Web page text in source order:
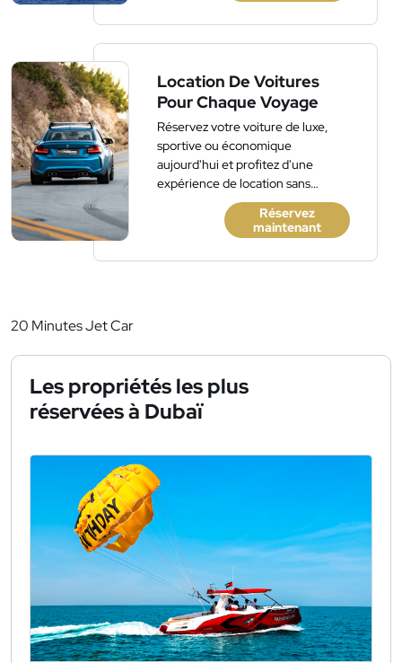
Location De Voitures
Pour Chaque Voyage
Réservez votre voiture de luxe,
sportive ou économique
aujourd'hui et profitez d'une
expérience de location sans
accroc. Pas de frais cachés, pas de
Réservez
maintenant
20 Minutes Jet Car
Les propriétés les plus
réservées à Dubaï